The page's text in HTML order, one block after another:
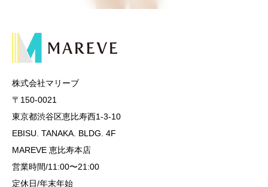
株式会社マリーブ
〒150-0021
東京都渋谷区恵比寿西1-3-10
EBISU. TANAKA. BLDG. 4F
MAREVE 恵比寿本店
営業時間/11:00〜21:00
定休日/年末年始